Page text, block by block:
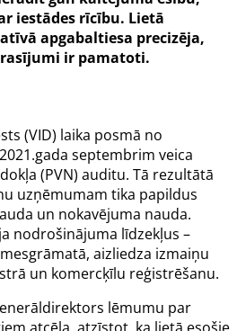
iestādes rīcību. Lietā
apgabaltiesa precizēja,
ir pamatoti.
(VID) laika posmā no
septembrim veica
(PVN) auditu. Tā rezultātā
uzņēmumam tika papildus
un nokavējuma nauda.
nodrošinājuma līdzekļus –
aizliedza izmaiņu
un komercķīlu reģistrēšanu.
lēmumu par